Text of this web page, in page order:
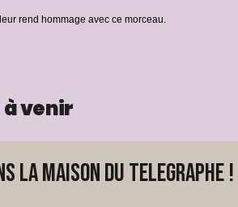
rend hommage avec ce morceau.
à venir
La Maison du Telegraphe !